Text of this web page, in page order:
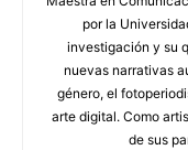
por la
investigación y su
nuevas narrativas
género, el
arte digital. Como
de sus